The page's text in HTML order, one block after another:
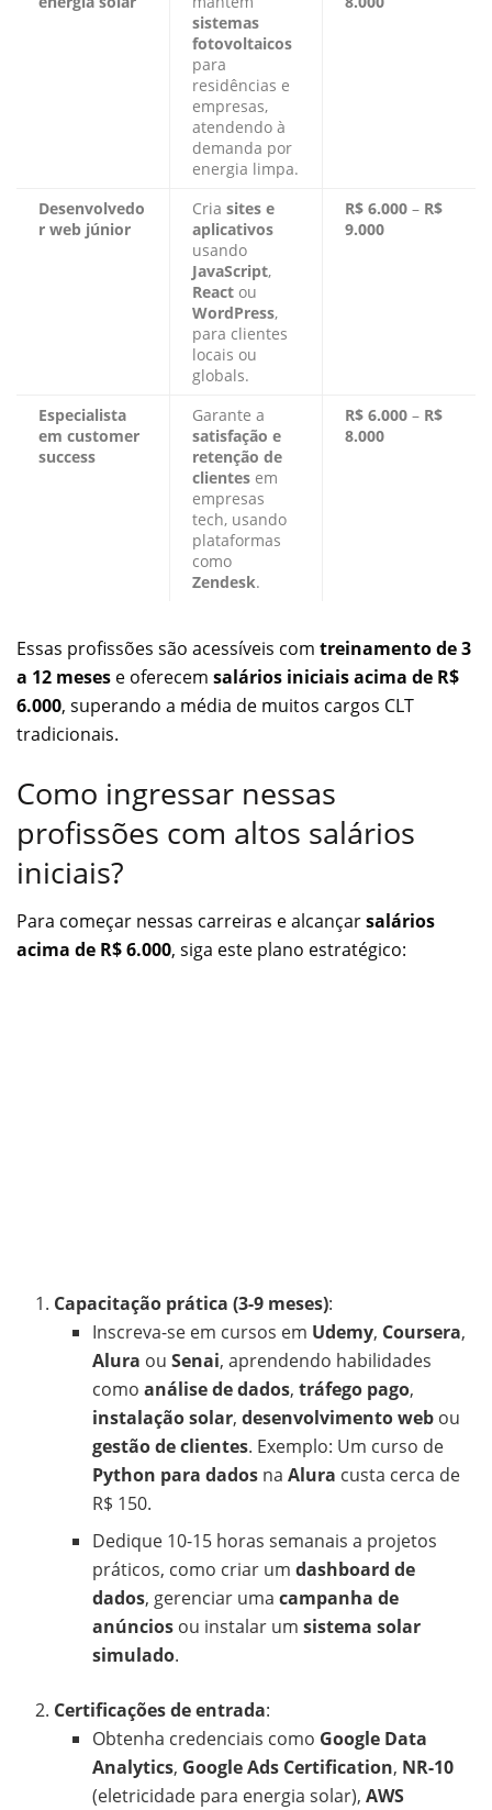
sistemas
fotovoltaicos
para
residências e
empresas,
atendendo à
demanda por
energia limpa.
Desenvolvedo
r web júnior
Cria sites e
aplicativos
usando
JavaScript,
React ou
WordPress,
para clientes
locais ou
globals.
R$ 6.000 – R$
9.000
Especialista
em customer
success
Garante a
satisfação e
retenção de
clientes em
empresas
tech, usando
plataformas
como
Zendesk.
R$ 6.000 – R$
8.000
Essas profissões são acessíveis com treinamento de 3
a 12 meses e oferecem salários iniciais acima de R$
6.000, superando a média de muitos cargos CLT
tradicionais.
Como ingressar nessas
profissões com altos salários
iniciais?
Para começar nessas carreiras e alcançarsalários
acima de R$ 6.000, siga este plano estratégico:
Capacitação prática (3-9 meses):
Inscreva-se em cursos em Udemy, Coursera,
Alura ou Senai, aprendendo habilidades
como análise de dados, tráfego pago,
instalação solar, desenvolvimento webou
gestão de clientes. Exemplo: Um curso de
Python para dadosna Alura custa cerca de
R$ 150.
Dedique 10-15 horas semanais a projetos
práticos, como criar um dashboard de
dados, gerenciar uma campanha de
anúnciosou instalar um sistema solar
simulado.
Certificações de entrada:
Obtenha credenciais como Google Data
Analytics, Google Ads Certification, NR-10
(eletricidade para energia solar), AWS